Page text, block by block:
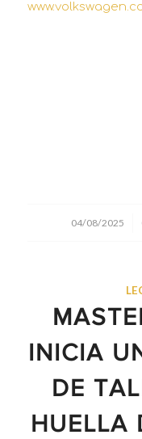
04/08/2025
/
INICIA
DE
HUELLA